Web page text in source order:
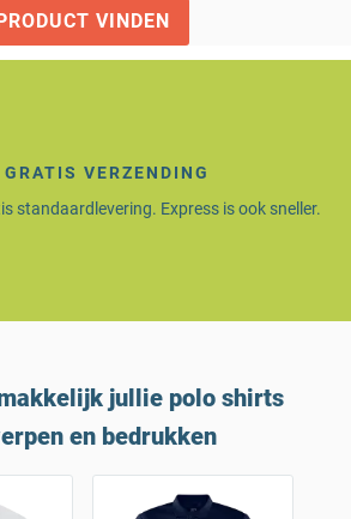
PRODUCT VINDEN
GRATIS VERZENDING
standaardlevering. Express is ook sneller.
jullie polo shirts
en bedrukken